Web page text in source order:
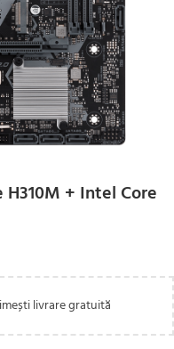
H310M + Intel Core
livrare gratuită